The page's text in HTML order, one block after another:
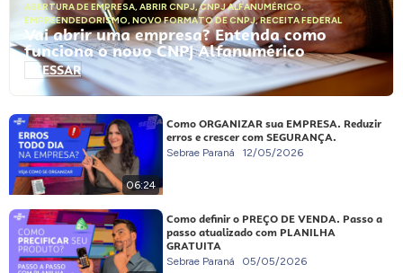
ABERTURA DE EMPRESA, ABRIR CNPJ,CNPJ ALFANUMÉRICO,
EMPREENDEDORISMO, NOVO FORMATO DE CNPJ,RECEITA FEDERAL
Vai abrir uma empresa? Entenda como
funciona o novo CNPJ Alfanumérico
ACESSAR
06:24
Como ORGANIZAR sua EMPRESA. Reduzir
erros e crescer com SEGURANÇA.
Sebrae Paraná 12/05/2026
Como definir o PREÇO DE VENDA. Passo a
passo atualizado com PLANILHA
GRATUITA
Sebrae Paraná 05/05/2026